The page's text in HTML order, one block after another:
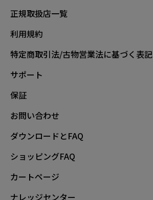
正規取扱店一覧
利用規約
特定商取引法/古物営業法に基づく表記
サポート
保証
お問い合わせ
ダウンロードとFAQ
ショッピングFAQ
カートページ
ナレッジセンター